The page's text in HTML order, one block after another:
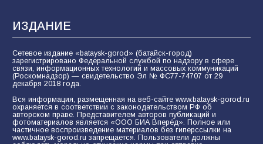
ИЗДАНИЕ
Сетевое издание «bataysk-gorod» (батайск-город)
зарегистрировано Федеральной службой по надзору в сфере
связи, информационных технологий и массовых коммуникаций
(Роскомнадзор) — свидетельство Эл № ФС77-74707 от 29
декабря 2018 года.
Вся информация, размещенная на веб-сайте www.bataysk-gorod.ru
охраняется в соответствии с законодательством РФ об
авторском праве. Представителем авторов публикаций и
фотоматериалов является «ООО БИА Вперёд». Полное или
частичное воспроизведение материалов без гиперссылки на
www.bataysk-gorod.ru запрещается. Пользователи должны